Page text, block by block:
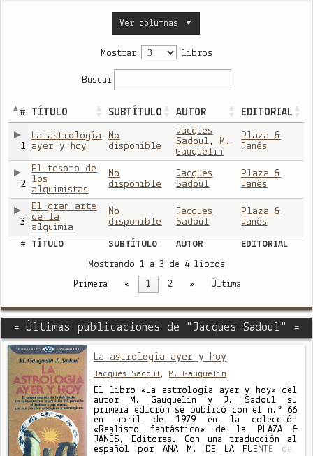
Ver columnas ▼
Mostrar libros
Buscar
# TÍTULO SUBTÍTULO AUTOR EDITORIAL
1
La astrología
ayer y hoy
No
disponible
Jacques
Sadoul ,
M.
Gauquelin
Plaza &
Janés
2
El tesoro de
los
alquimistas
No
disponible
Jacques
Sadoul
Plaza &
Janés
3
El gran arte
de la
alquimia
No
disponible
Jacques
Sadoul
Plaza &
Janés
# TÍTULO SUBTÍTULO AUTOR
EDITORIAL
Mostrando 1 a 3 de 4 libros
Primera « 1 2 » Última
= Últimas publicaciones de "Jacques Sadoul" =
La astrología ayer y hoy
Jacques Sadoul, M. Gauquelin
El libro «La astrología ayer y hoy» del
autor M. Gauquelin y J. Sadoul su
primera edición se publicó con el n.º 66
en abril de 1979 en la colección
«Realismo fantástico» de la PLAZA &
JANÉS, Editores. Con una traducción al
español por ANA M. DE LA FUENTE del